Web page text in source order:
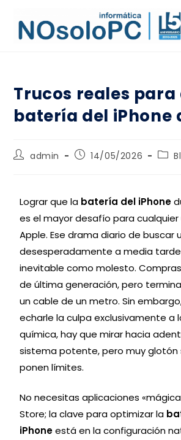
Trucos reales para
batería del iPhone
admin 14/05/2026
Lograr que la batería del iPhone
es el mayor desafío para cualquier
Apple. Ese drama diario de buscar
desesperadamente a media
inevitable como molesto.
de última generación, pero
un cable de un metro. Sin
echarle la culpa exclusivamente a
química, hay que mirar hacia
sistema potente, pero muy glotón
ponen límites.
No necesitas aplicaciones
Store; la clave para optimizar la
iPhoneestá en la configuración